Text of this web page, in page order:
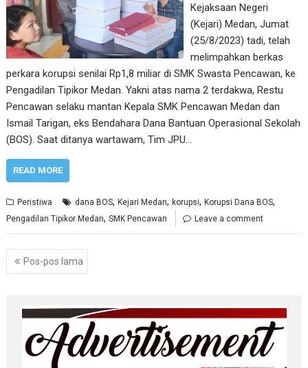
Kejaksaan Negeri
(Kejari) Medan, Jumat
(25/8/2023) tadi, telah
melimpahkan berkas
perkara korupsi senilai Rp1,8 miliar di SMK Swasta Pencawan, ke
Pengadilan Tipikor Medan. Yakni atas nama 2 terdakwa, Restu
Pencawan selaku mantan Kepala SMK Pencawan Medan dan
Ismail Tarigan, eks Bendahara Dana Bantuan Operasional Sekolah
(BOS). Saat ditanya wartawam, Tim JPU…
READ MORE
Peristiwa dana BOS,Kejari Medan,korupsi,Korupsi Dana BOS,
Pengadilan Tipikor Medan,SMK Pencawan Leave a comment
Navigasi
pos
Pos-pos lama